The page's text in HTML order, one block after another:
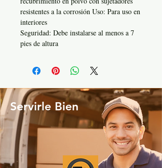
resistentes a la corrosión Uso: Para uso en
interiores
Seguridad: Debe instalarse al menos a 7
pies de altura
Servirle Bien